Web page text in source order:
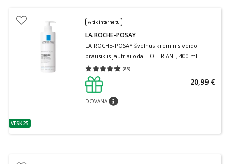
patarimas
VESK25
% tik internetu
LA ROCHE-POSAY
LA ROCHE-POSAY švelnus kreminis veido
prausiklis jautriai odai TOLERIANE, 400 ml
(88)
Vidutinis įvertinimas 4.91
DOVANApatarimas
20,99 €